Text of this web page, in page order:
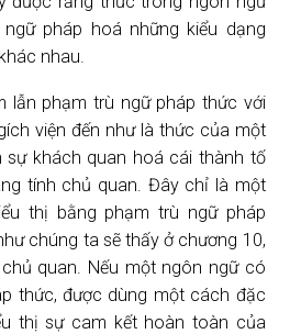
pháp hoá những kiểu dạng
nhau.
lẫn phạm trù ngữ pháp thức với
viện đến như là thức của một
sự khách quan hoá cái thành tố
tính chủ quan. Đây chỉ là một
thị bằng phạm trù ngữ pháp
chúng ta sẽ thấy ở chương 10,
quan. Nếu một ngôn ngữ có
thức, được dùng một cách đặc
thị sự cam kết hoàn toàn của